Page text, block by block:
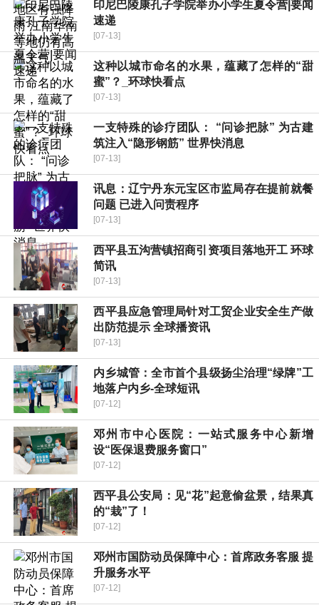
印尼巴陵康孔子学院举办小学生夏令营|要闻
速递
[07-13]
这种以城市命名的水果，蕴藏了怎样的“甜
蜜”？_环球快看点
[07-13]
一支特殊的诊疗团队： “问诊把脉” 为古建
筑注入“隐形钢筋” 世界快消息
[07-13]
讯息：辽宁丹东元宝区市监局存在提前就餐
问题 已进入问责程序
[07-13]
西平县五沟营镇招商引资项目落地开工 环球
简讯
[07-13]
​西平县应急管理局针对工贸企业安全生产做
出防范提示 全球播资讯
[07-13]
内乡城管：全市首个县级扬尘治理“绿牌”工
地落户内乡-全球短讯
[07-12]
邓州市中心医院：一站式服务中心新增
设“医保退费服务窗口”
[07-12]
西平县公安局：见“花”起意偷盆景，结果真
的“栽”了！
[07-12]
邓州市国防动员保障中心：首席政务客服 提
升服务水平
[07-12]